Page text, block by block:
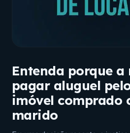
Entenda porque a
pagar aluguel
imóvel comprado
marido